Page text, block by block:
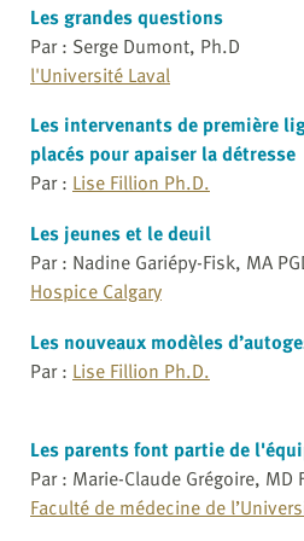
Les grandes questions
Par : Serge Dumont, Ph.D
l'Université Laval
Les intervenants de première
placés pour apaiser la détresse
Par : Lise Fillion Ph.D.
Les jeunes et le deuil
Par : Nadine Gariépy-Fisk, MA
Hospice Calgary
Les nouveaux modèles
Par : Lise Fillion Ph.D.
Les parents font partie de
Par : Marie-Claude Grégoire, MD
Faculté de médecine de